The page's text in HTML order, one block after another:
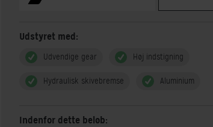
Udstyret med:
Udvendige gear Høj indstigning
Hydraulisk skivebremse Aluminium
Indenfor dette beløb: